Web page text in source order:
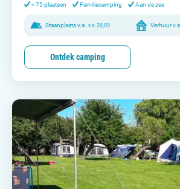
< 75 plaatsen Familiecamping Aan de zee
Staanplaats v.a. v.a.20,00 Verhuur
Ontdek camping